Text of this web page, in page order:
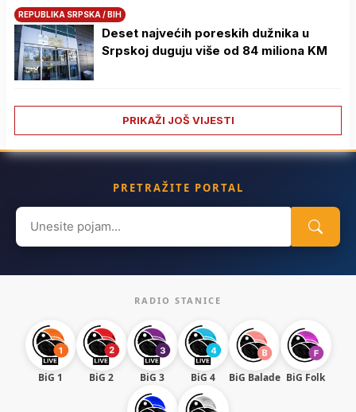
REPUBLIKA SRPSKA / BIH
Deset najvećih poreskih dužnika u
Srpskoj duguju više od 84 miliona KM
PRIKAŽI JOŠ VIJESTI
PRETRAŽITE PORTAL
Search
for:
RADIO STANICE
BiG 1 BiG 2 BiG 3 BiG 4 BiG Balade BiG Folk